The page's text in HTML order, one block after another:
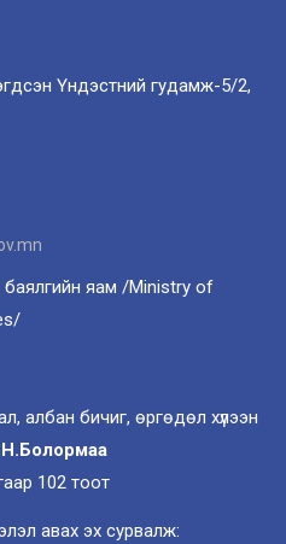
Үндэстний гудамж-5/2,
баялгийн яам /Ministry of
албан бичиг, өргөдөл хүлээн
Н.Болормаа
102 тоот
авах эх сурвалж: